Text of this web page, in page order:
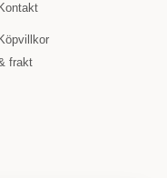
Kontakt
Köpvillkor
frakt